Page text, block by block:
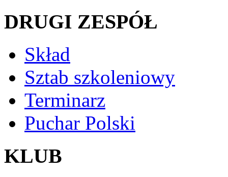
DRUGI ZESPÓŁ
Skład
Sztab szkoleniowy
Terminarz
Puchar Polski
KLUB